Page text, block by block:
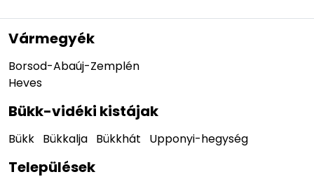
Vármegyék
Borsod-Abaúj-Zemplén
Heves
Bükk-vidéki kistájak
Bükk Bükkalja Bükkhát Upponyi-hegység
Települések